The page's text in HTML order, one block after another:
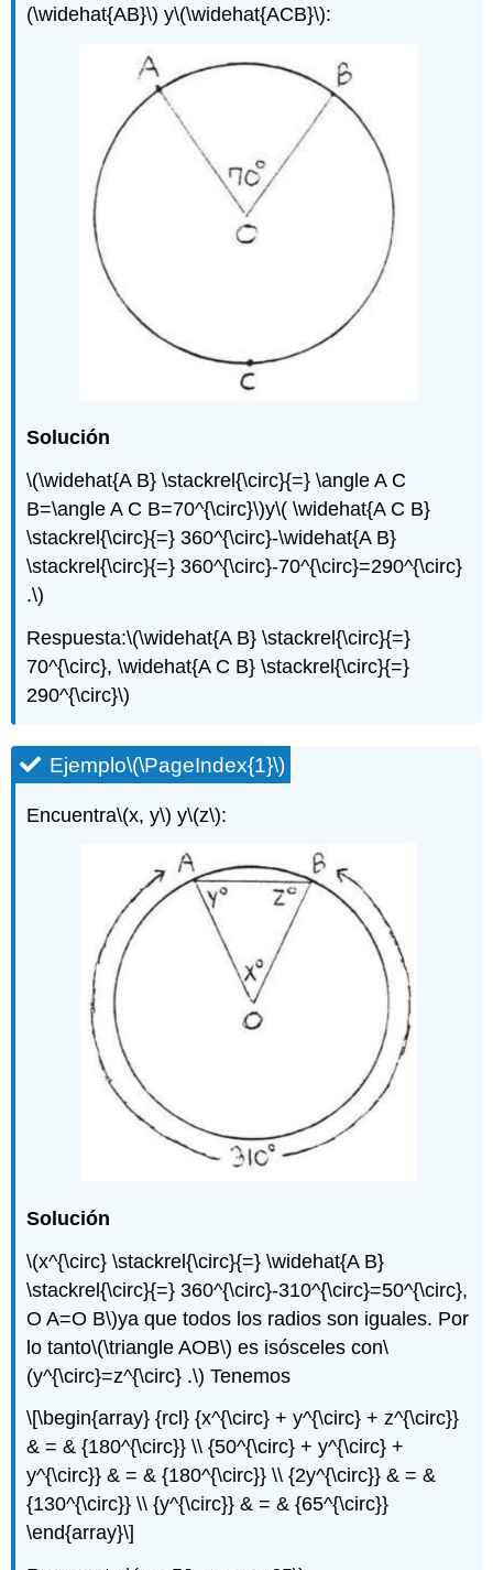
(\widehat{AB}\) y\(\widehat{ACB}\):
Solución
\(\widehat{A B} \stackrel{\circ}{=} \angle A C
B=\angle A C B=70^{\circ}\)y\( \widehat{A C B}
\stackrel{\circ}{=} 360^{\circ}-\widehat{A B}
\stackrel{\circ}{=} 360^{\circ}-70^{\circ}=290^{\circ}
.\)
Respuesta:\(\widehat{A B} \stackrel{\circ}{=}
70^{\circ}, \widehat{A C B} \stackrel{\circ}{=}
290^{\circ}\)
Ejemplo\(\PageIndex{1}\)
Encuentra\(x, y\) y\(z\):
Solución
\(x^{\circ} \stackrel{\circ}{=} \widehat{A B}
\stackrel{\circ}{=} 360^{\circ}-310^{\circ}=50^{\circ},
O A=O B\)ya que todos los radios son iguales. Por
lo tanto\(\triangle AOB\) es isósceles con\
(y^{\circ}=z^{\circ} .\) Tenemos
\[\begin{array} {rcl} {x^{\circ} + y^{\circ} + z^{\circ}}
& = & {180^{\circ}} \\ {50^{\circ} + y^{\circ} +
y^{\circ}} & = & {180^{\circ}} \\ {2y^{\circ}} & = &
{130^{\circ}} \\ {y^{\circ}} & = & {65^{\circ}}
\end{array}\]